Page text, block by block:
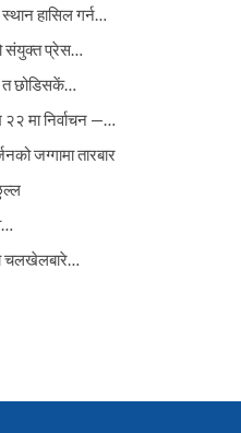
हासिल गर्न…
संयुक्त प्रेस…
त छोडिसकें…
मा निर्वाचन —…
जग्गामा तारबार
चलखेलबारे…